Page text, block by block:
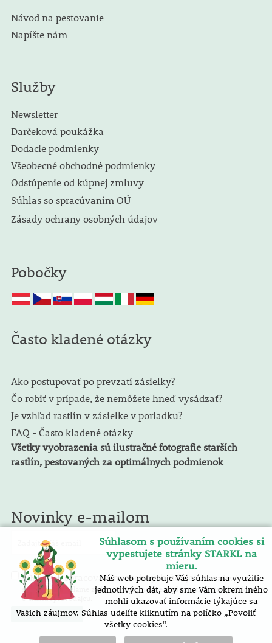
Návod na pestovanie
Napíšte nám
Služby
Newsletter
Darčeková poukážka
Dodacie podmienky
Všeobecné obchodné podmienky
Odstúpenie od kúpnej zmluvy
Súhlas so spracúvaním OÚ
Zásady ochrany osobných údajov
Pobočky
Často kladené otázky
Ako postupovať po prevzatí zásielky?
Čo robiť v prípade, že nemôžete hneď vysádzať?
Je vzhľad rastlín v zásielke v poriadku?
FAQ - Často kladené otázky
Všetky vyobrazenia sú ilustračné fotografie starších
rastlín, pestovaných za optimálnych podmienok
Novinky e-mailom
Súhlasím sospracovaním osobných údajov. E-mailový
spravodaj zasielame zadarmo. Pokyny pre zrušenie nájdete v každom
e-mailu spravodajcu.
Súhlasom s používaním cookies si
vypestujete stránky STARKL na
mieru.
Náš web potrebuje Váš súhlas na využitie
jednotlivých dát, aby sme Vám okrem iného
mohli ukazovať informácie týkajúce sa
Vašich záujmov. Súhlas udelíte kliknutím na políčko „Povoliť
všetky cookies“.